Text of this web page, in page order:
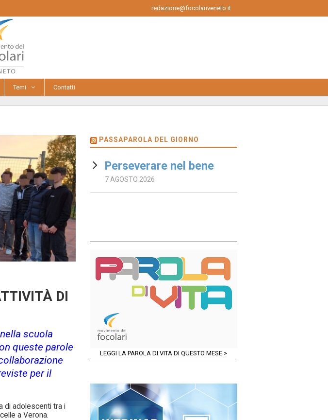
redazione@focolariveneto.it
Temi Contatti
DI
scuola
queste parole
per il
di adolescenti tra i
a Verona.
PASSAPAROLA DEL GIORNO
Perseverare nel bene
7 AGOSTO 2026
LEGGI LA PAROLA DI VITA DI QUESTO MESE >